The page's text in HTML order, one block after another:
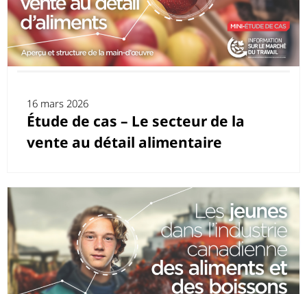
16 mars 2026
Étude de cas – Le secteur de la
vente au détail alimentaire